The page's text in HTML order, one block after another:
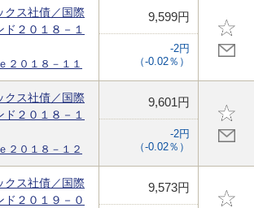
クス社債／国際
２０１８－１
２０１８－１１
9,599円
-2円
（-0.02％）
クス社債／国際
２０１８－１
２０１８－１２
9,601円
-2円
（-0.02％）
クス社債／国際
２０１９－０
9,573円